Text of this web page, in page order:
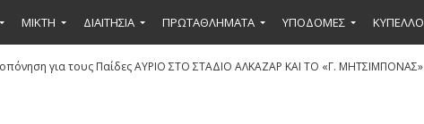
ΜΙΚΤΉ ΔΙΑΙΤΗΣΙΑ ΠΡΩΤΑΘΛΗΜΑΤΑ ΥΠΟΔΟΜΕΣ ΚΥΠΕΛΛΟ
για τους Παίδες ΑΥΡΙΟ ΣΤΟ ΣΤΑΔΙΟ ΑΛΚΑΖΑΡ ΚΑΙ ΤΟ «Γ. ΜΗΤΣΙΜΠΟΝΑΣ»